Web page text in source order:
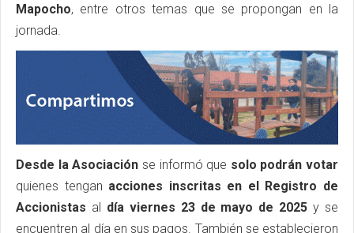
Mapocho, entre otros temas que se propongan en la
jornada.
Desde la Asociación se informó que solo podrán votar
quienes tengan acciones inscritas en el Registro de
Accionistas al día viernes 23 de mayo de 2025 y se
encuentren al día en sus pagos. También se establecieron